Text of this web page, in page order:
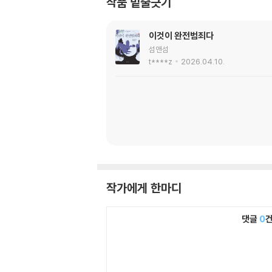
이것이 완전범죄다
섬앤섬
t****z
2026.04.10.
작가에게 한마디
댓글 0건